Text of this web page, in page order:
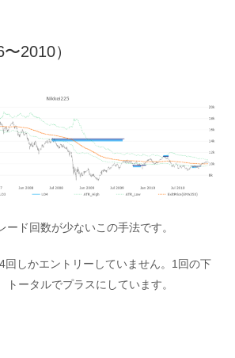
2010）
ード回数が少ないこの手法です。
回しかエントリーしていません。1回の下
トータルでプラスにしています。